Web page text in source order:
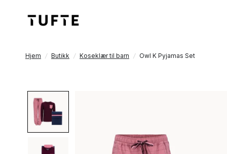
Hjem / Butikk / Koseklær til barn / Owl K Pyjamas Set